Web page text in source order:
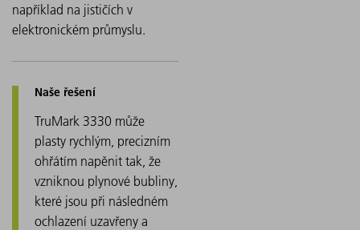
například na jističích v
elektronickém průmyslu.
TruMark 3330 může
plasty rychlým, precizním
ohřátím napěnit tak, že
vzniknou plynové bubliny,
které jsou při následném
ochlazení uzavřeny a